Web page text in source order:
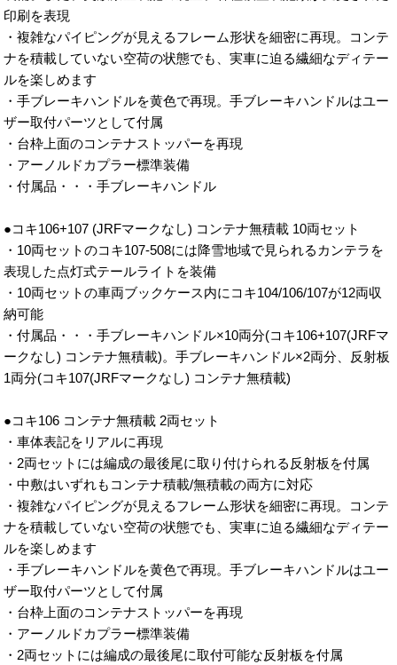
印刷を表現
・複雑なパイピングが見えるフレーム形状を細密に再現。コンテ
ナを積載していない空荷の状態でも、実車に迫る繊細なディテー
ルを楽しめます
・手ブレーキハンドルを黄色で再現。手ブレーキハンドルはユー
ザー取付パーツとして付属
・台枠上面のコンテナストッパーを再現
・アーノルドカプラー標準装備
・付属品・・・手ブレーキハンドル
●コキ106+107 (JRFマークなし) コンテナ無積載 10両セット
・10両セットのコキ107-508には降雪地域で見られるカンテラを
表現した点灯式テールライトを装備
・10両セットの車両ブックケース内にコキ104/106/107が12両収
納可能
・付属品・・・手ブレーキハンドル×10両分(コキ106+107(JRFマ
ークなし) コンテナ無積載)。手ブレーキハンドル×2両分、反射板
1両分(コキ107(JRFマークなし) コンテナ無積載)
●コキ106 コンテナ無積載 2両セット
・車体表記をリアルに再現
・2両セットには編成の最後尾に取り付けられる反射板を付属
・中敷はいずれもコンテナ積載/無積載の両方に対応
・複雑なパイピングが見えるフレーム形状を細密に再現。コンテ
ナを積載していない空荷の状態でも、実車に迫る繊細なディテー
ルを楽しめます
・手ブレーキハンドルを黄色で再現。手ブレーキハンドルはユー
ザー取付パーツとして付属
・台枠上面のコンテナストッパーを再現
・アーノルドカプラー標準装備
・2両セットには編成の最後尾に取付可能な反射板を付属